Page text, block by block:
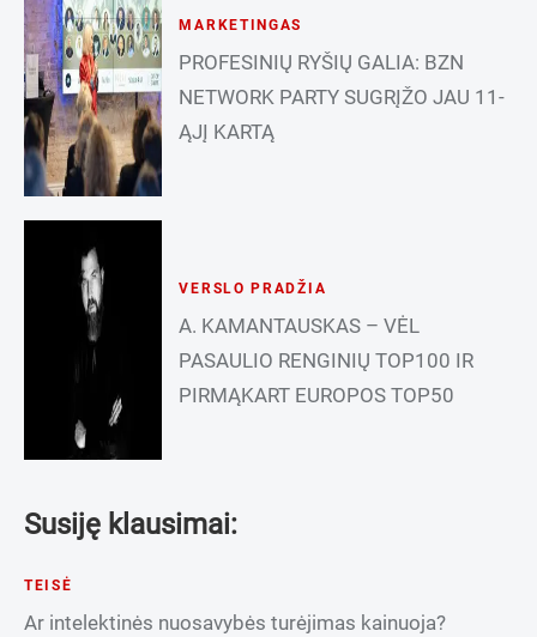
MARKETINGAS
PROFESINIŲ RYŠIŲ GALIA: BZN
NETWORK PARTY SUGRĮŽO JAU 11-
ĄJĮ KARTĄ
VERSLO PRADŽIA
A. KAMANTAUSKAS – VĖL
PASAULIO RENGINIŲ TOP100 IR
PIRMĄKART EUROPOS TOP50
Susiję klausimai:
TEISĖ
Ar intelektinės nuosavybės turėjimas kainuoja?